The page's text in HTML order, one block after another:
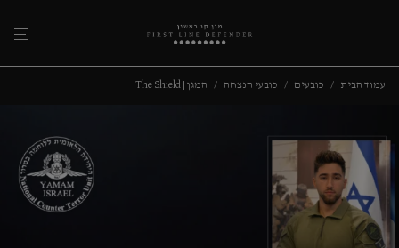
עמוד הבית / כובעים / כובעי הנצחה / המגן | The Shield